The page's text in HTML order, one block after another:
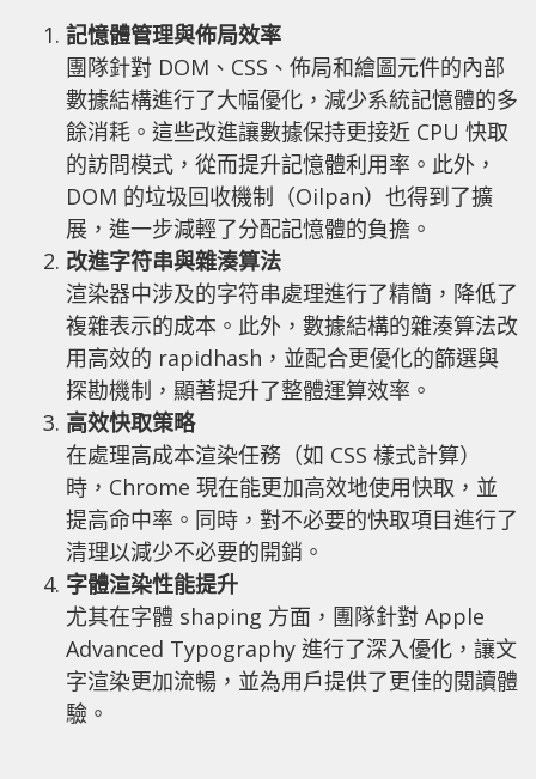
記憶體管理與佈局效率
團隊針對 DOM、CSS、佈局和繪圖元件的內部
數據結構進行了大幅優化，減少系統記憶體的多
餘消耗。這些改進讓數據保持更接近 CPU 快取
的訪問模式，從而提升記憶體利用率。此外，
DOM 的垃圾回收機制（Oilpan）也得到了擴
展，進一步減輕了分配記憶體的負擔。
改進字符串與雜湊算法
渲染器中涉及的字符串處理進行了精簡，降低了
複雜表示的成本。此外，數據結構的雜湊算法改
用高效的 rapidhash，並配合更優化的篩選與
探勘機制，顯著提升了整體運算效率。
高效快取策略
在處理高成本渲染任務（如 CSS 樣式計算）
時，Chrome 現在能更加高效地使用快取，並
提高命中率。同時，對不必要的快取項目進行了
清理以減少不必要的開銷。
字體渲染性能提升
尤其在字體 shaping 方面，團隊針對 Apple
Advanced Typography 進行了深入優化，讓文
字渲染更加流暢，並為用戶提供了更佳的閱讀體
驗。